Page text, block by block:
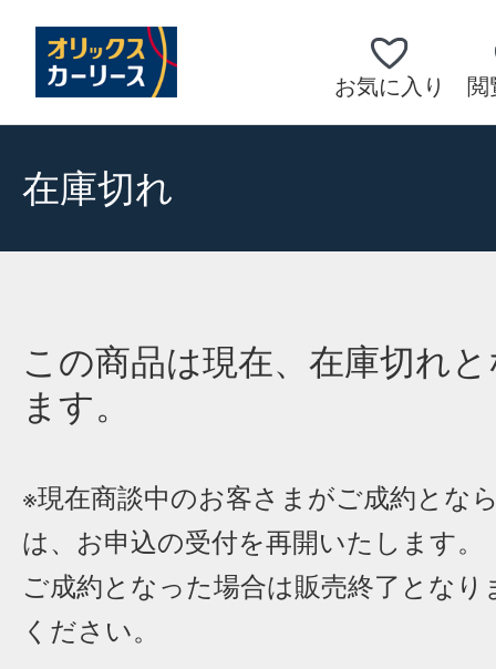
お気に入り 閲
在庫切れ
この商品は現在、在庫切れ
ます。
※現在商談中のお客さまがご成約とな
は、お申込の受付を再開いたします。
ご成約となった場合は販売終了となり
ください。